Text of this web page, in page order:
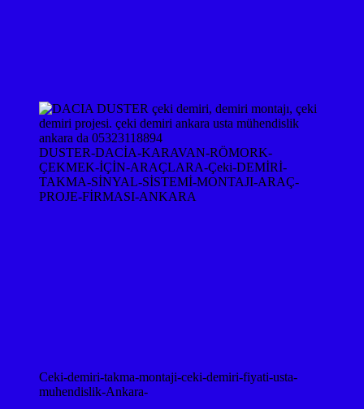
DUSTER-DACİA-KARAVAN-RÖMORK-
ÇEKMEK-İÇİN-ARAÇLARA-Çeki-DEMİRİ-
TAKMA-SİNYAL-SİSTEMİ-MONTAJI-ARAÇ-
PROJE-FİRMASI-ANKARA
Ceki-demiri-takma-montaji-ceki-demiri-fiyati-usta-
muhendislik-Ankara-